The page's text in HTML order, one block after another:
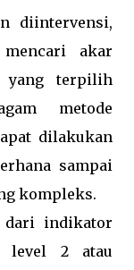
diintervensi,
akar
yang terpilih
metode
dilakukan
sampai
kompleks.
dari indikator
level 2 atau